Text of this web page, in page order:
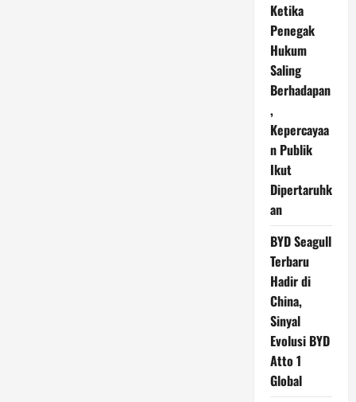
Ketika
Penegak
Hukum
Saling
Berhadapan
,
Kepercayaa
n Publik
Ikut
Dipertaruhk
an
BYD Seagull
Terbaru
Hadir di
China,
Sinyal
Evolusi BYD
Atto 1
Global